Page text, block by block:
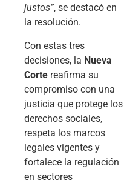
justos”, se destacó en
la resolución.
Con estas tres
decisiones, la Nueva
Corte reafirma su
compromiso con una
justicia que protege los
derechos sociales,
respeta los marcos
legales vigentes y
fortalece la regulación
en sectores